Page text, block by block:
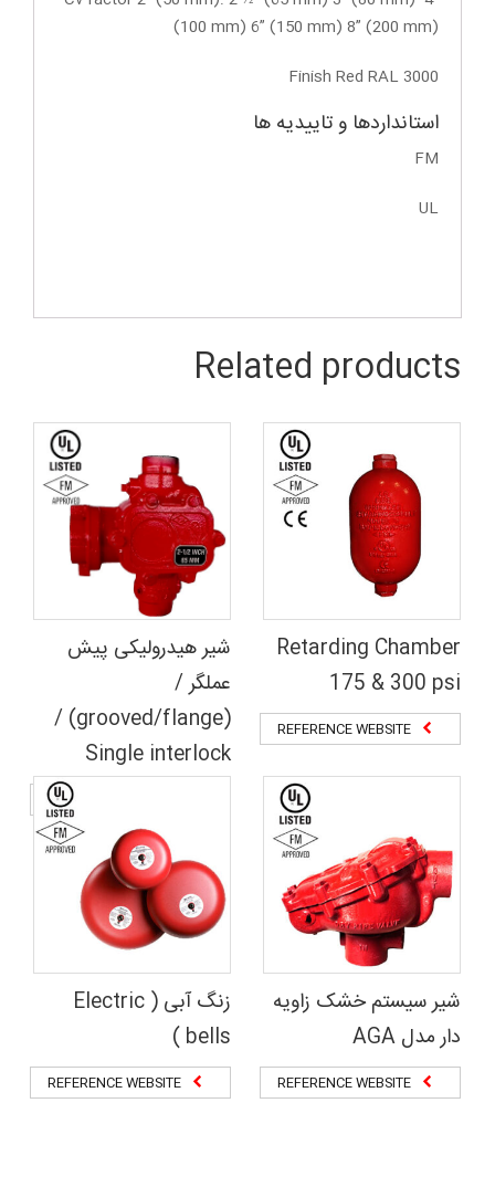
(100 mm) 6” (150 mm) 8” (200 mm)
Finish Red RAL 3000
استانداردها و تاییدیه ها
FM
UL
Related products
شیر هیدرولیکی پیش
عملگر /
(grooved/flange) /
Single interlock
REFERENCE WEBSITE
Retarding Chamber
175 & 300 psi
REFERENCE WEBSITE
زنگ آبی ( Electric
bells )
REFERENCE WEBSITE
شیر سیستم خشک زاویه
دار مدل AGA
REFERENCE WEBSITE